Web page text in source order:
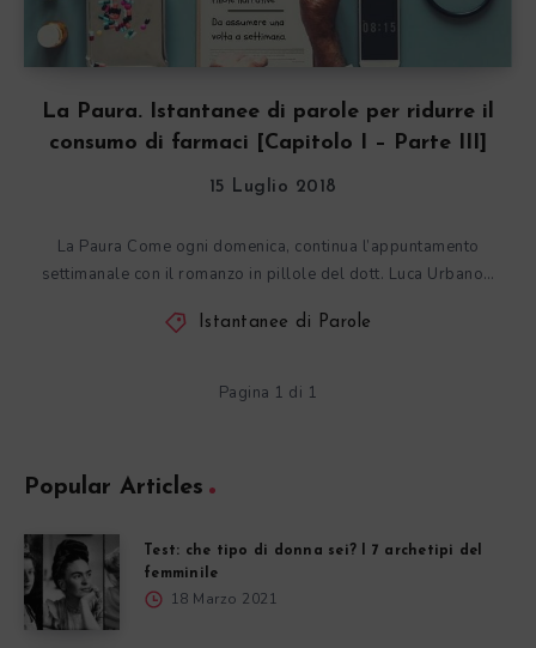
La Paura. Istantanee di parole per ridurre il
consumo di farmaci [Capitolo I – Parte III]
15 Luglio 2018
La Paura Come ogni domenica, continua l’appuntamento
settimanale con il romanzo in pillole del dott. Luca Urbano…
Istantanee di Parole
Pagina 1 di 1
Popular Articles
Test: che tipo di donna sei? I 7 archetipi del
femminile
18 Marzo 2021